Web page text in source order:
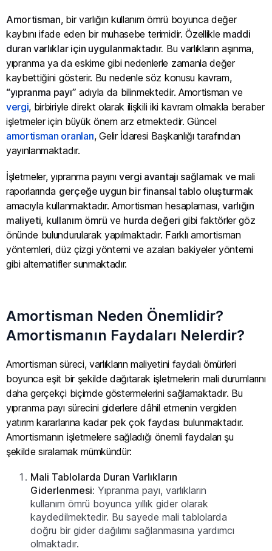
Amortisman, bir varlığın kullanım ömrü boyunca değer
kaybını ifade eden bir muhasebe terimidir. Özellikle maddi
duran varlıklar için uygulanmaktadır. Bu varlıkların aşınma,
yıpranma ya da eskime gibi nedenlerle zamanla değer
kaybettiğini gösterir. Bu nedenle söz konusu kavram,
“yıpranma payı” adıyla da bilinmektedir. Amortisman ve
vergi, birbiriyle direkt olarak ilişkili iki kavram olmakla beraber
işletmeler için büyük önem arz etmektedir. Güncel
amortisman oranları, Gelir İdaresi Başkanlığı tarafından
yayınlanmaktadır.
İşletmeler, yıpranma payınıvergi avantajı sağlamakve mali
raporlarında gerçeğe uygun bir finansal tablo oluşturmak
amacıyla kullanmaktadır. Amortisman hesaplaması,varlığın
maliyeti, kullanım ömrü ve hurda değeri gibi faktörler göz
önünde bulundurularak yapılmaktadır. Farklı amortisman
yöntemleri, düz çizgi yöntemi ve azalan bakiyeler yöntemi
gibi alternatifler sunmaktadır.
Amortisman Neden Önemlidir?
Amortismanın Faydaları Nelerdir?
Amortisman süreci, varlıkların maliyetini faydalı ömürleri
boyunca eşit bir şekilde dağıtarak işletmelerin mali durumlarını
daha gerçekçi biçimde göstermelerini sağlamaktadır. Bu
yıpranma payı sürecini giderlere dâhil etmenin vergiden
yatırım kararlarına kadar pek çok faydası bulunmaktadır.
Amortismanın işletmelere sağladığı önemli faydaları şu
şekilde sıralamak mümkündür:
Mali Tablolarda Duran Varlıkların
Giderlenmesi: Yıpranma payı, varlıkların
kullanım ömrü boyunca yıllık gider olarak
kaydedilmektedir. Bu sayede mali tablolarda
doğru bir gider dağılımı sağlanmasına yardımcı
olmaktadır.